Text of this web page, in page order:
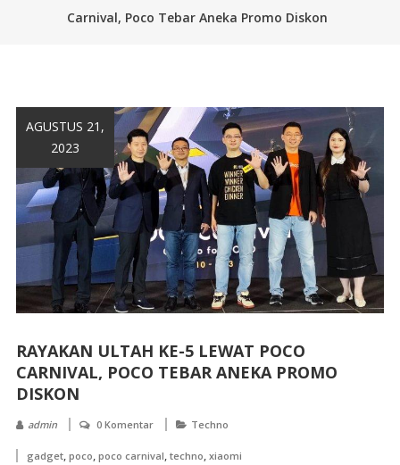
Carnival, Poco Tebar Aneka Promo Diskon
AGUSTUS 21,
2023
RAYAKAN ULTAH KE-5 LEWAT POCO
CARNIVAL, POCO TEBAR ANEKA PROMO
DISKON
admin 0 Komentar Techno
gadget, poco, poco carnival, techno, xiaomi